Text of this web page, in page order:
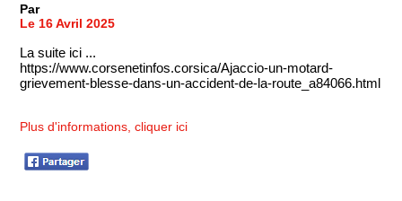
Par
Le 16 Avril 2025
La suite ici ...
https://www.corsenetinfos.corsica/Ajaccio-un-motard-
grievement-blesse-dans-un-accident-de-la-route_a84066.html
Plus d'informations, cliquer ici